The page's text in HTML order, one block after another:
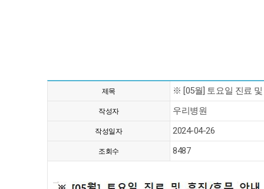
제목 ※ [05월] 토요일 진료
작성자 우리병원
작성일자 2024-04-26
조회수 8487